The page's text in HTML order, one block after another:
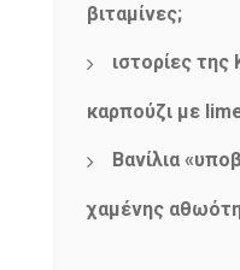
βιταμίνες;
ιστορίες
καρπούζι με
Βανίλια
χαμένης